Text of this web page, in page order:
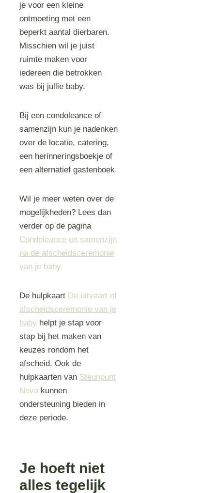
je voor een kleine
ontmoeting met een
beperkt aantal dierbaren.
Misschien wil je juist
ruimte maken voor
iedereen die betrokken
was bij jullie baby.
Bij een condoleance of
samenzijn kun je nadenken
over de locatie, catering,
een herinneringsboekje of
een alternatief gastenboek.
Wil je meer weten over de
mogelijkheden? Lees dan
verder op de pagina
Condoleance en samenzijn
na de afscheidsceremonie
van je baby.
De hulpkaart De uitvaart of
afscheidsceremonie van je
baby helpt je stap voor
stap bij het maken van
keuzes rondom het
afscheid. Ook de
hulpkaarten van Steunpunt
Novakunnen
ondersteuning bieden in
deze periode.
Je hoeft niet
alles tegelijk